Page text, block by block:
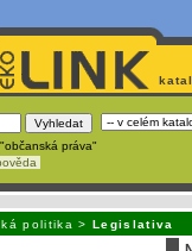
práva"
politika >Legislativa